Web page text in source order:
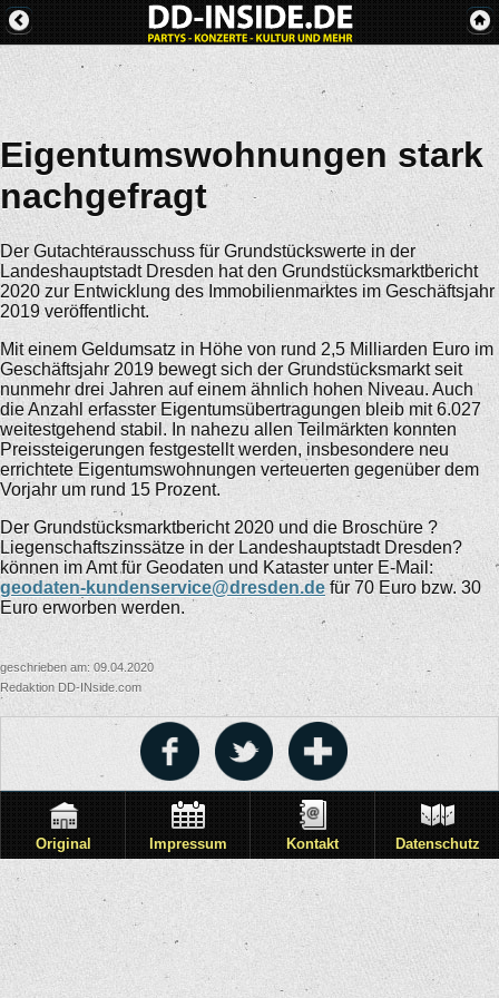
Eigentumswohnungen stark
nachgefragt
Der Gutachterausschuss für Grundstückswerte in der
Landeshauptstadt Dresden hat den Grundstücksmarktbericht
2020 zur Entwicklung des Immobilienmarktes im Geschäftsjahr
2019 veröffentlicht.
Mit einem Geldumsatz in Höhe von rund 2,5 Milliarden Euro im
Geschäftsjahr 2019 bewegt sich der Grundstücksmarkt seit
nunmehr drei Jahren auf einem ähnlich hohen Niveau. Auch
die Anzahl erfasster Eigentumsübertragungen bleib mit 6.027
weitestgehend stabil. In nahezu allen Teilmärkten konnten
Preissteigerungen festgestellt werden, insbesondere neu
errichtete Eigentumswohnungen verteuerten gegenüber dem
Vorjahr um rund 15 Prozent.
Der Grundstücksmarktbericht 2020 und die Broschüre ?
Liegenschaftszinssätze in der Landeshauptstadt Dresden?
können im Amt für Geodaten und Kataster unter E-Mail:
geodaten-kundenservice@dresden.de für 70 Euro bzw. 30
Euro erworben werden.
geschrieben am: 09.04.2020
Redaktion DD-INside.com
Original Impressum Kontakt Datenschutz